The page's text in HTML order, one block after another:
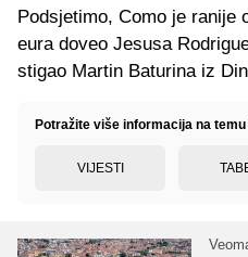
Podsjetimo, Como je ranije
eura doveo Jesusa
stigao Martin Baturina iz
Potražite više informacija na temu
VIJESTI